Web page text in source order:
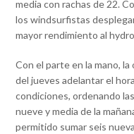
media con rachas de 22.
los windsurfistas
mayor rendimiento al
Con el parte en la mano,
del jueves adelantar el
condiciones, ordenando
nueve y media de la
permitido sumar seis